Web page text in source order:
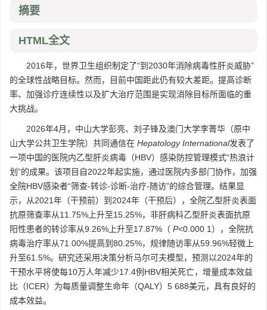
摘要
HTML全文
2016年，世界卫生组织制定了“到2030年消除病毒性肝炎威胁”
的全球性战略目标。然而，目前中国距此仍有较大差距。提高诊断
率、加强诊疗连续性以及扩大治疗范围是实现消除目标所面临的重
大挑战。
2026年4月，中山大学彭亮、刘子锋及澳门大学李菁华（原中
山大学公共卫生学院）共同通信在 Hepatology International发表了
一项中国的医院内乙型肝炎病毒（HBV）感染防控管理模式“热浪计
划”的成果。该项目自2022年起实施，通过医院内多部门协作，加强
全院HBV感染者“筛查-转诊-诊断-治疗-随访”的综合管理。结果显
示，从2021年（干预前）到2024年（干预后），全院乙型肝炎表面
抗原筛查率从11.75%上升至15.25%，非肝病科乙型肝炎表面抗原
阳性患者的转诊率从9.26%上升至17.87%（ P<0.000 1），全院抗
病毒治疗率从71.00%提高到80.25%，规律随访率从59.96%轻微上
升至61.5%。研究还采用决策分析马尔可夫模型，预测以2024年的
干预水平将使每10万人年减少17.4例HBV相关死亡，增量成本效益
比（ICER）为每质量调整生命年（QALY）5 688美元，具有良好的
成本效益。